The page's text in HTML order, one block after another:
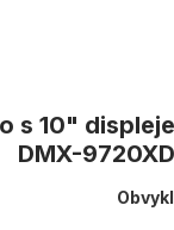
s 10"
DMX-